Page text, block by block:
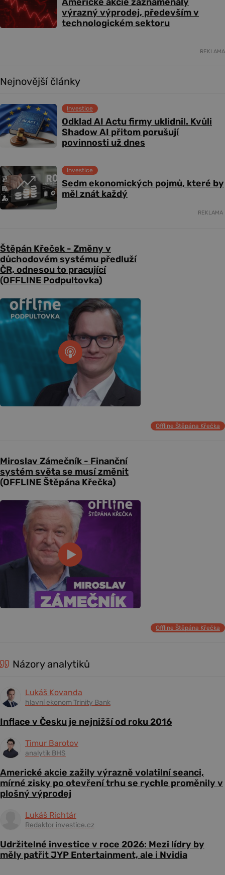
výrazný výprodej, především v
technologickém sektoru
REKLAMA
Nejnovější články
Odklad AI Actu firmy uklidnil. Kvůli
Shadow AI přitom porušují
povinnosti už dnes
Investice
Sedm ekonomických pojmů, které by
měl znát každý
Investice
REKLAMA
Štěpán Křeček - Změny v
důchodovém systému předluží
ČR, odnesou to pracující
(OFFLINE Podpultovka)
Offline Štěpána Křečka
Miroslav Zámečník - Finanční
systém světa se musí změnit
(OFFLINE Štěpána Křečka)
Offline Štěpána Křečka
Názory analytiků
Lukáš Kovanda
hlavní ekonom Trinity Bank
Inflace v Česku je nejnižší od roku 2016
Timur Barotov
analytik BHS
Americké akcie zažily výrazně volatilní seanci,
mírné zisky po otevření trhu se rychle proměnily v
plošný výprodej
Lukáš Richtár
Redaktor investice.cz
Udržitelné investice v roce 2026: Mezi lídry by
měly patřit JYP Entertainment, ale i Nvidia